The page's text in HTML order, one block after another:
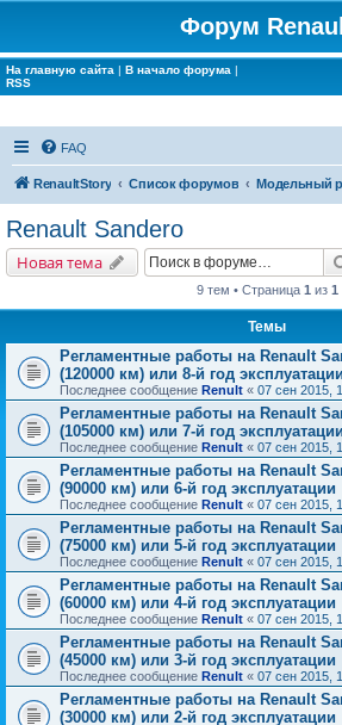
Форум
На главную сайта | В начало форума |
RSS
FAQ
RenaultStory Список форумов Модельный
Renault Sandero
Новая тема
9 тем • Страница 1 из 1
Темы
Регламентные работы на Renault
(120000 км) или 8-й год эксплуатации
Последнее сообщение Renult « 07 сен 2015,
Регламентные работы на Renault
(105000 км) или 7-й год эксплуатации
Последнее сообщение Renult « 07 сен 2015,
Регламентные работы на Renault
(90000 км) или 6-й год эксплуатации
Последнее сообщение Renult « 07 сен 2015,
Регламентные работы на Renault
(75000 км) или 5-й год эксплуатации
Последнее сообщение Renult « 07 сен 2015,
Регламентные работы на Renault
(60000 км) или 4-й год эксплуатации
Последнее сообщение Renult « 07 сен 2015,
Регламентные работы на Renault
(45000 км) или 3-й год эксплуатации
Последнее сообщение Renult « 07 сен 2015,
Регламентные работы на Renault
(30000 км) или 2-й год эксплуатации